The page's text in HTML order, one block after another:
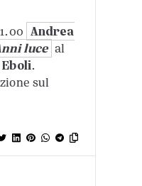
Andrea
luce al
Eboli.
sul